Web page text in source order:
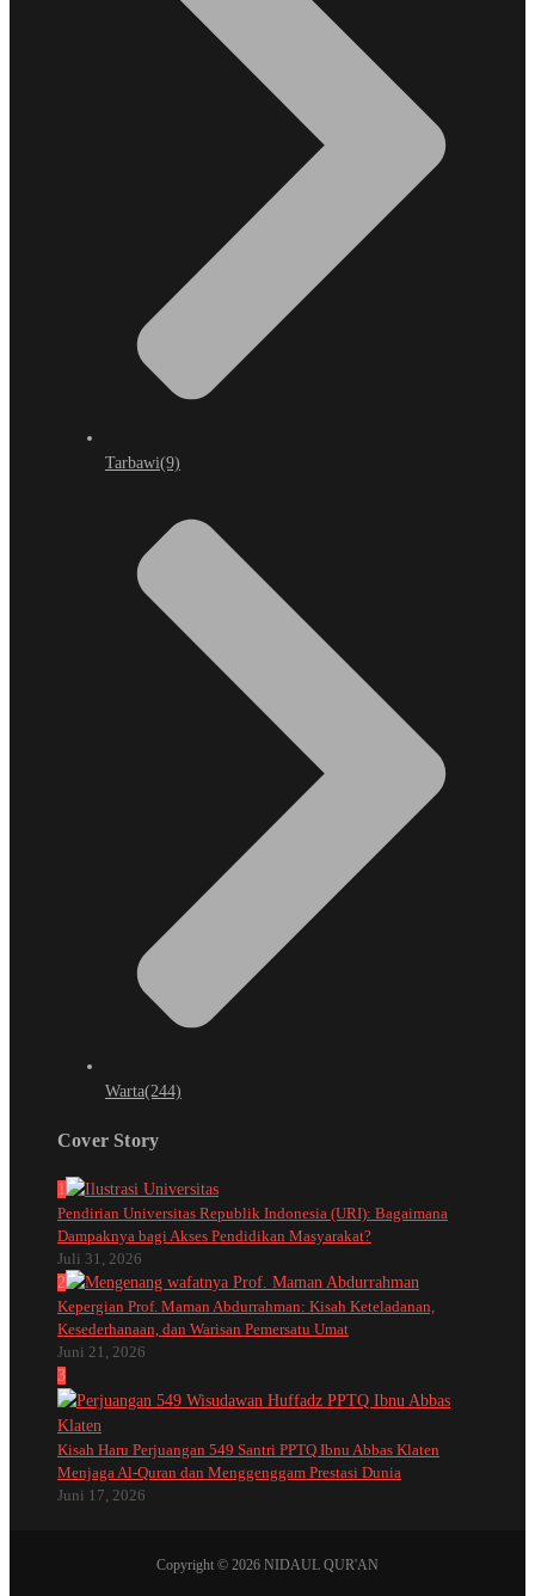
Tarbawi(9)
Warta(244)
Cover Story
1
Pendirian Universitas Republik Indonesia (URI): Bagaimana
Dampaknya bagi Akses Pendidikan Masyarakat?
Juli 31, 2026
2
Kepergian Prof. Maman Abdurrahman: Kisah Keteladanan,
Kesederhanaan, dan Warisan Pemersatu Umat
Juni 21, 2026
3
Kisah Haru Perjuangan 549 Santri PPTQ Ibnu Abbas Klaten
Menjaga Al-Quran dan Menggenggam Prestasi Dunia
Juni 17, 2026
Copyright © 2026 NIDAUL QUR'AN